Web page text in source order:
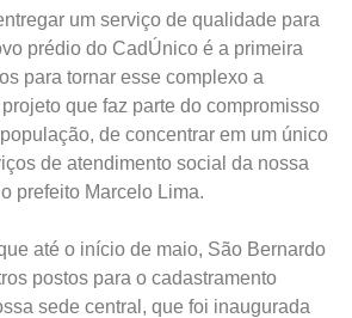
um serviço de qualidade para
prédio do CadÚnico é a primeira
para tornar esse complexo a
que faz parte do compromisso
de concentrar em um único
de atendimento social da nossa
prefeito Marcelo Lima.
até o início de maio, São Bernardo
postos para o cadastramento
sede central, que foi inaugurada